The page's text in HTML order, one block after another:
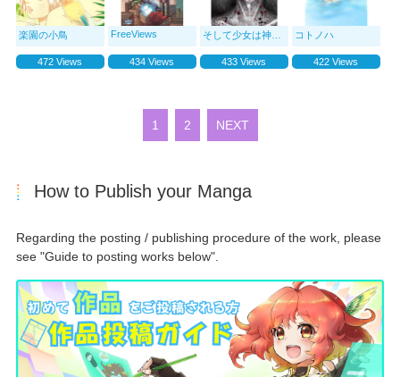
楽園の小鳥
472 Views
FreeViews
434 Views
そして少女は神になった
433 Views
コトノハ
422 Views
1 2 NEXT
How to Publish your Manga
Regarding the posting / publishing procedure of the work, please
see "Guide to posting works below".